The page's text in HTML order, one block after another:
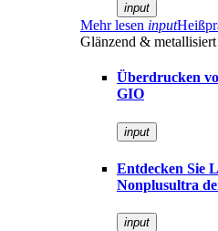
input
Mehr lesen input
Glänzend & metallisiert
Überdrucken
GIO
input
Entdecken Sie
Nonplusultra
input